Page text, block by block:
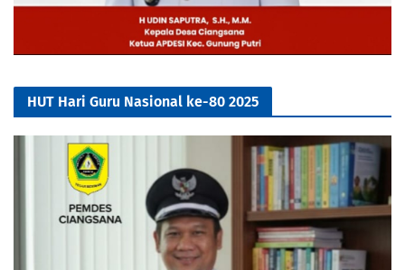
HUT Hari Guru Nasional ke-80 2025